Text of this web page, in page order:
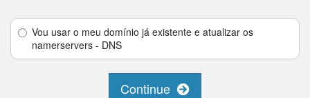
Vou usar o meu domínio já existente e atualizar os
namerservers - DNS
Continue